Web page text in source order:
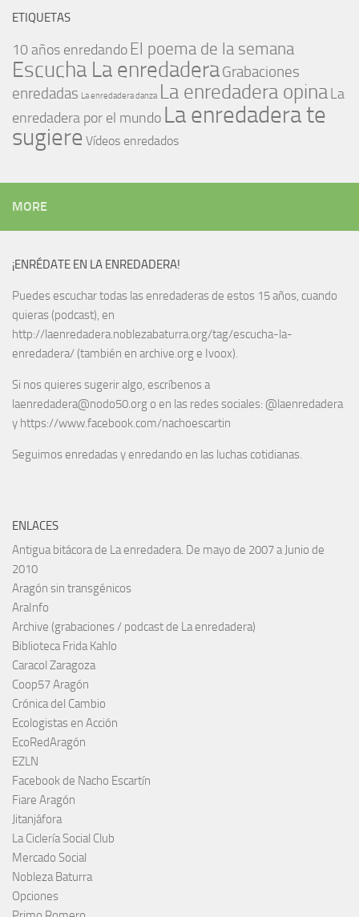
ETIQUETAS
10 años enredando El poema de la semana
Escucha La enredaderaGrabaciones
enredadas La enredadera danza La enredadera opina La
enredadera por el mundo La enredadera te
sugiere Vídeos enredados
MORE
¡ENRÉDATE EN LA ENREDADERA!
Puedes escuchar todas las enredaderas de estos 15 años, cuando
quieras (podcast), en
http://laenredadera.noblezabaturra.org/tag/escucha-la-
enredadera/ (también en archive.org e Ivoox).
Si nos quieres sugerir algo, escríbenos a
laenredadera@nodo50.org o en las redes sociales: @laenredadera
y https://www.facebook.com/nachoescartin
Seguimos enredadas y enredando en las luchas cotidianas.
ENLACES
Antigua bitácora de La enredadera. De mayo de 2007 a Junio de
2010
Aragón sin transgénicos
AraInfo
Archive (grabaciones / podcast de La enredadera)
Biblioteca Frida Kahlo
Caracol Zaragoza
Coop57 Aragón
Crónica del Cambio
Ecologistas en Acción
EcoRedAragón
EZLN
Facebook de Nacho Escartín
Fiare Aragón
Jitanjáfora
La Ciclería Social Club
Mercado Social
Nobleza Baturra
Opciones